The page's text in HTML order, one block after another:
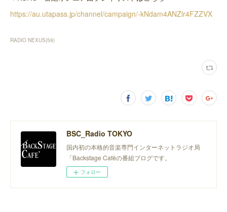
https://au.utapass.jp/channel/campaign/-kNdam4ANZlr4FZZVX
RADIO NEXUS(59)
BSC_Radio TOKYO
国内初の本格的音楽専門インターネットラジオ局
「Backstage Caféの番組ブログです。
フォロー